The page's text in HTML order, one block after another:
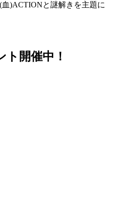
)ACTIONと謎解きを主題に
開催中！